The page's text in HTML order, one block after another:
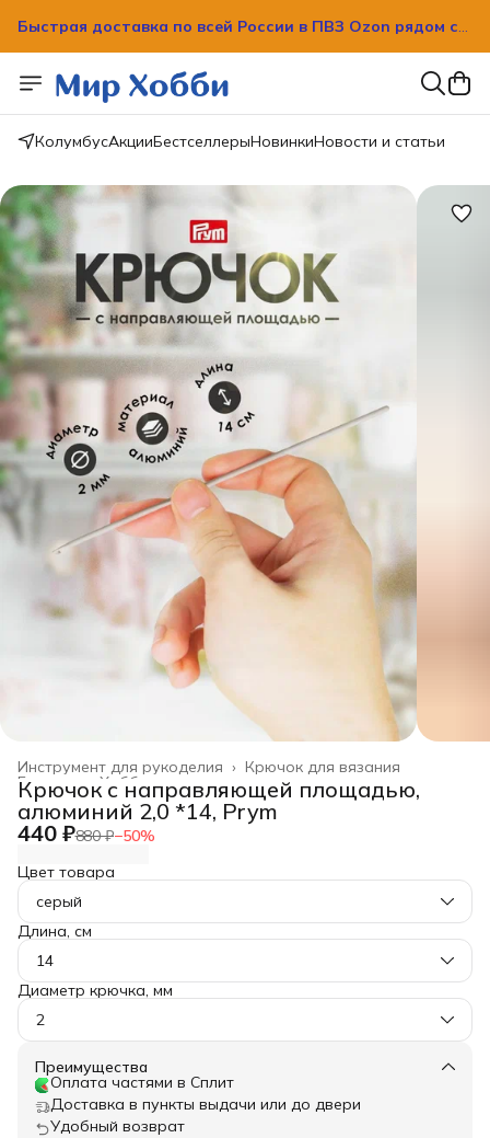
Быстрая доставка по всей России в ПВЗ Ozon рядом с
вашим домом!
Быстрая доставка по всей России в ПВЗ Ozon рядом с
вашим домом!
КолумбусАкцииБестселлерыНовинкиНовости и статьи
Крючок для вязания
Инструмент для рукоделия ›
Хобби и творчество ›
Главная
Крючок с направляющей площадью,
алюминий 2,0 *14, Prym
440 ₽880 ₽−50%
Цвет товара
серый
Длина, см
14
Диаметр крючка, мм
2
Преимущества
Оплата частями в Сплит
Доставка в пункты выдачи или до двери
Удобный возврат